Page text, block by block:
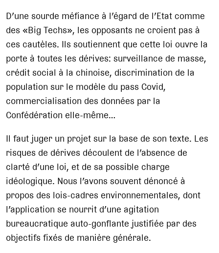
D’une sourde méfiance à l’égard de l’Etat comme
des «Big Techs», les opposants ne croient pas à
ces cautèles. Ils soutiennent que cette loi ouvre la
porte à toutes les dérives: surveillance de masse,
crédit social à la chinoise, discrimination de la
population sur le modèle du pass Covid,
commercialisation des données par la
Confédération elle-même…
Il faut juger un projet sur la base de son texte. Les
risques de dérives découlent de l’absence de
clarté d’une loi, et de sa possible charge
idéologique. Nous l’avons souvent dénoncé à
propos des lois-cadres environnementales, dont
l’application se nourrit d’une agitation
bureaucratique auto-gonflante justifiée par des
objectifs fixés de manière générale.